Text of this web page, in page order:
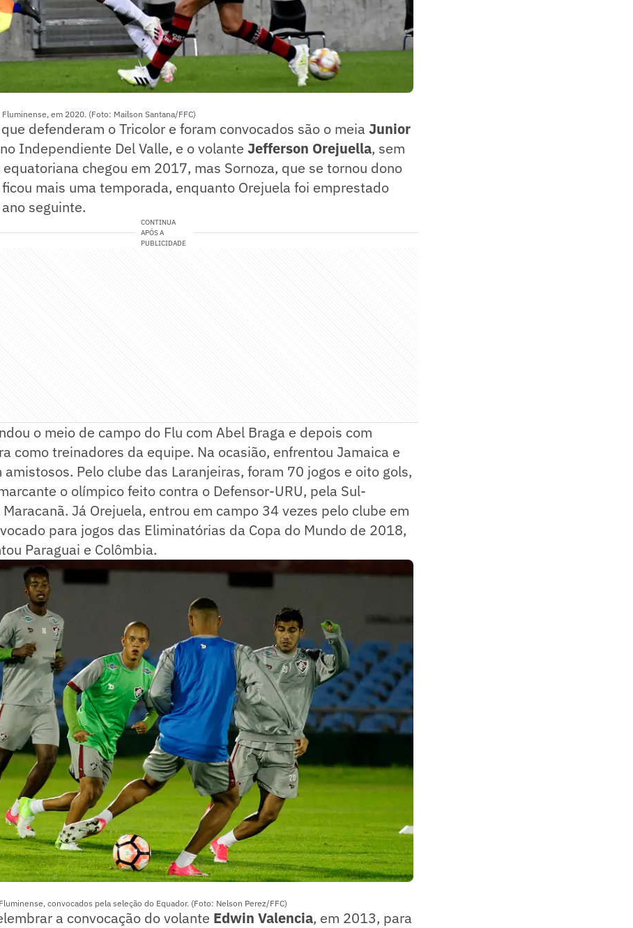
em 2020. (Foto: Mailson Santana/FFC)
defenderam o Tricolor e foram convocados são o meia Junior
Independiente Del Valle, e o volante Jefferson Orejuella, sem
chegou em 2017, mas Sornoza, que se tornou dono
mais uma temporada, enquanto Orejuela foi emprestado
seguinte.
CONTINUA
APÓS A
PUBLICIDADE
o meio de campo do Flu com Abel Braga e depois com
como treinadores da equipe. Na ocasião, enfrentou Jamaica e
amistosos. Pelo clube das Laranjeiras, foram 70 jogos e oito gols,
o olímpico feito contra o Defensor-URU, pela Sul-
Já Orejuela, entrou em campo 34 vezes pelo clube em
para jogos das Eliminatórias da Copa do Mundo de 2018,
Paraguai e Colômbia.
convocados pela seleção do Equador. (Foto: Nelson Perez/FFC)
a convocação do volante Edwin Valencia, em 2013, para